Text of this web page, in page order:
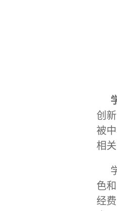
创
被
相
色
经